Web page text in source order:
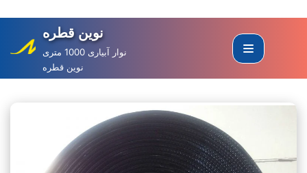
to
content
نوین قطره
نوار آبیاری 1000 متری
نوین قطره